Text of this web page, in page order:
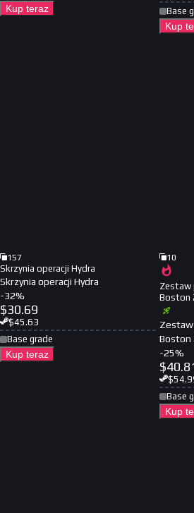
Kup teraz
Base
Kup
157
Skrzynia operacji Hydra
Skrzynia operacji Hydra
-32%
$30.69
$45.63
Base grade
Kup teraz
10
Zestaw
Boston
Zestaw
Boston
-25%
$
$
Base
Kup